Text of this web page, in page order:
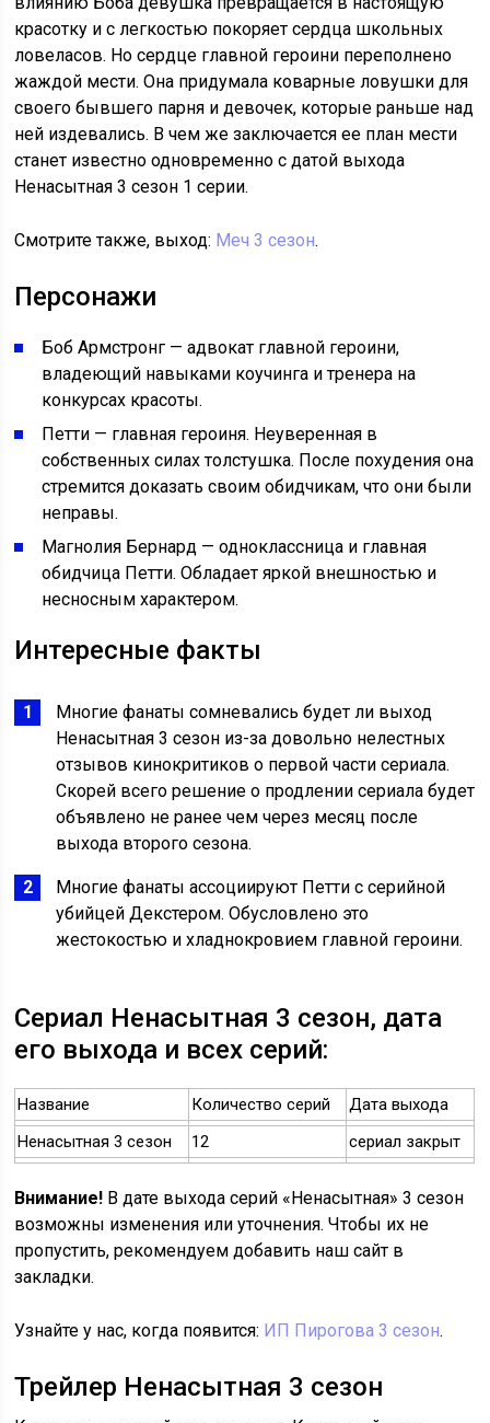
красотку и с легкостью покоряет сердца школьных
ловеласов. Но сердце главной героини переполнено
жаждой мести. Она придумала коварные ловушки для
своего бывшего парня и девочек, которые раньше над
ней издевались. В чем же заключается ее план мести
станет известно одновременно с датой выхода
Ненасытная 3 сезон 1 серии.
Смотрите также, выход: Меч 3 сезон.
Персонажи
Боб Армстронг — адвокат главной героини,
владеющий навыками коучинга и тренера на
конкурсах красоты.
Петти — главная героиня. Неуверенная в
собственных силах толстушка. После похудения она
стремится доказать своим обидчикам, что они были
неправы.
Магнолия Бернард — одноклассница и главная
обидчица Петти. Обладает яркой внешностью и
несносным характером.
Интересные факты
Многие фанаты сомневались будет ли выход
Ненасытная 3 сезон из-за довольно нелестных
отзывов кинокритиков о первой части сериала.
Скорей всего решение о продлении сериала будет
объявлено не ранее чем через месяц после
выхода второго сезона.
Многие фанаты ассоциируют Петти с серийной
убийцей Декстером. Обусловлено это
жестокостью и хладнокровием главной героини.
Сериал Ненасытная 3 сезон, дата
его выхода и всех серий:
Название Количество серий
Дата выхода
Ненасытная 3 сезон
12 сериал закрыт
Внимание! В дате выхода серий «Ненасытная» 3 сезон
возможны изменения или уточнения. Чтобы их не
пропустить, рекомендуем добавить наш сайт в
закладки.
Узнайте у нас, когда появится: ИП Пирогова 3 сезон.
Трейлер Ненасытная 3 сезон